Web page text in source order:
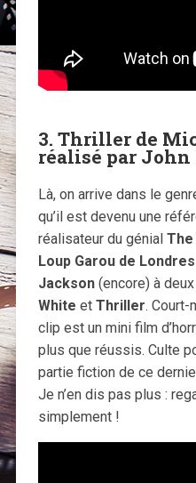
3. Thriller de
réalisé par John
Là, on arrive dans le
qu’il est devenu une
réalisateur du génial
Loup Garou de Londres
Jackson(encore) à
White et Thriller. Court-
clip est un mini film
plus que réussis. Culte
partie fiction de ce
Je n’en dis pas plus :
simplement !